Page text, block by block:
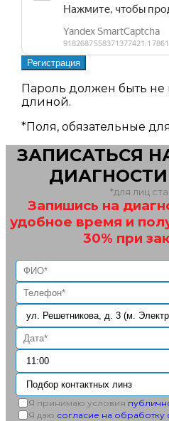
Пароль должен быть не
длиной.
*Поля, обязательные
ЗАПИСАТЬСЯ
*для лиц
Запишись на
удобное время и
30% при
Я принимаю условия
Я даю согласие на обработку